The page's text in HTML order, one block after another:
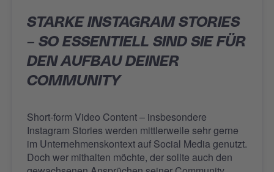
STARKE INSTAGRAM STORIES
– SO ESSENTIELL SIND SIE FÜR
DEN AUFBAU DEINER
COMMUNITY
Short-form Video Content – insbesondere
Instagram Stories werden mittlerweile sehr gerne
im Unternehmenskontext auf Social Media genutzt.
Doch wer mithalten möchte, der sollte auch den